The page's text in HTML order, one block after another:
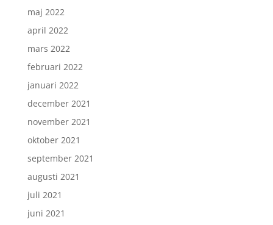
maj 2022
april 2022
mars 2022
februari 2022
januari 2022
december 2021
november 2021
oktober 2021
september 2021
augusti 2021
juli 2021
juni 2021